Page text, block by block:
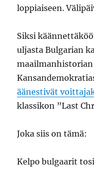
loppiaiseen.
Siksi
uljasta Bulgarian
äänestivät
klassikon ”Last
Joka siis on tämä:
Kelpo bulgaarit